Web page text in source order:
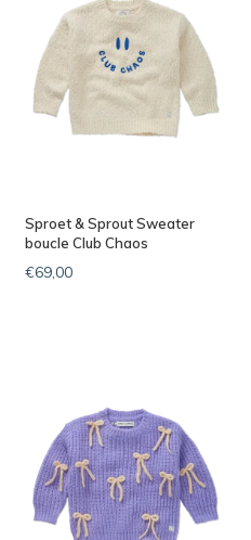
Sproet & Sprout Sweater
boucle Club Chaos
€69,00